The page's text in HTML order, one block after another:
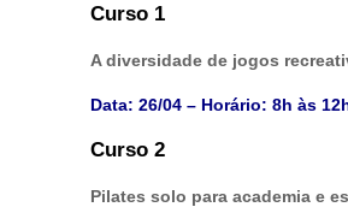
Curso 1
A diversidade de jogos
Data: 26/04 – Horário: 8h às
Curso 2
Pilates solo para academia e